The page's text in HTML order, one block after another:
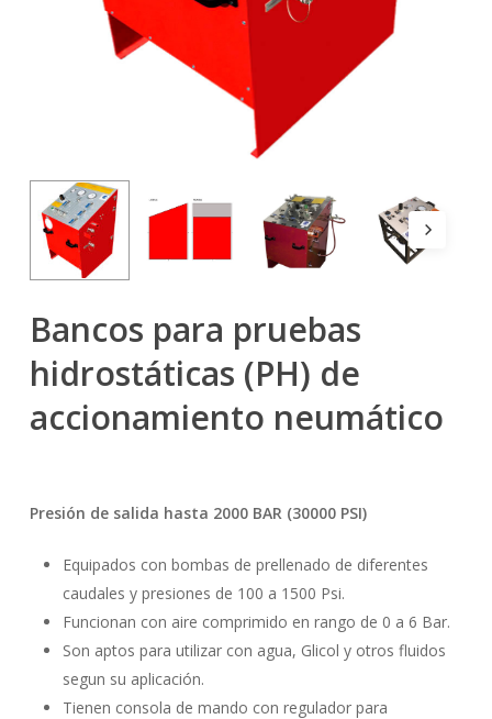
Bancos para pruebas
hidrostáticas (PH) de
accionamiento neumático
Presión de salida hasta 2000 BAR (30000 PSI)
Equipados con bombas de prellenado de diferentes
caudales y presiones de 100 a 1500 Psi.
Funcionan con aire comprimido en rango de 0 a 6 Bar.
Son aptos para utilizar con agua, Glicol y otros fluidos
segun su aplicación.
Tienen consola de mando con regulador para